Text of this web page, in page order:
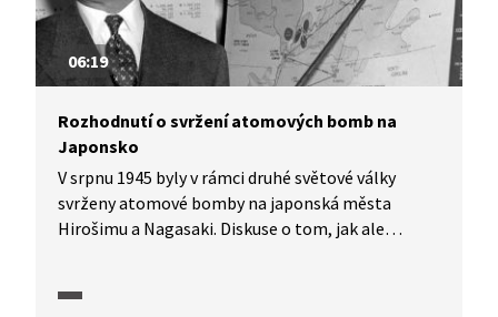
06:19
Rozhodnutí o svržení atomových bomb na
Japonsko
V srpnu 1945 byly v rámci druhé světové války
svrženy atomové bomby na japonská města
Hirošimu a Nagasaki. Diskuse o tom, jak ale
V ukázce z pořadu Úsvit atomového věku (2025)